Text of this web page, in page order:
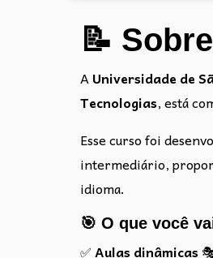
📝
AUniversidade de
Tecnologias, está
Esse curso foi
intermediário,
idioma.
🎯 O que você
✅Aulas dinâmicas